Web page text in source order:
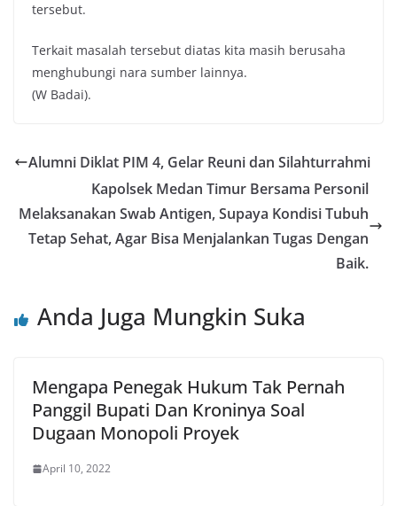
tersebut.
Terkait masalah tersebut diatas kita masih berusaha
menghubungi nara sumber lainnya.
(W Badai).
Alumni Diklat PIM 4, Gelar Reuni dan Silahturrahmi
Kapolsek Medan Timur Bersama Personil
Melaksanakan Swab Antigen, Supaya Kondisi Tubuh
Tetap Sehat, Agar Bisa Menjalankan Tugas Dengan
Baik.
Anda Juga Mungkin Suka
Mengapa Penegak Hukum Tak Pernah
Panggil Bupati Dan Kroninya Soal
Dugaan Monopoli Proyek
April 10, 2022